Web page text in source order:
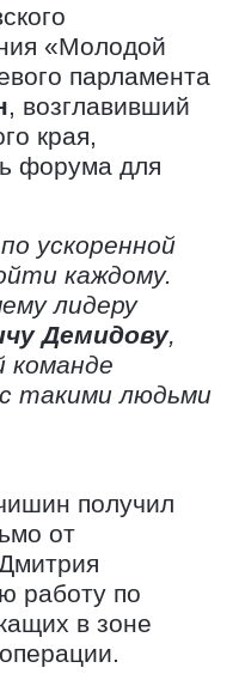
«Молодой
парламента
, возглавивший
края,
форума для
ускоренной
каждому.
лидеру
Демидову,
команде
такими людьми
получил
от
работу по
в зоне